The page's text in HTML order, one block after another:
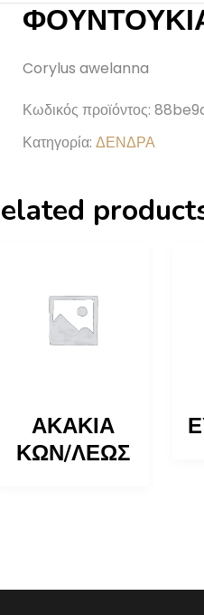
Corylus awelanna
Κωδικός προϊόντος:
Κατηγορία: ΔΕΝΔΡΑ
ΑΚΑΚΙΑ
ΚΩΝ/ΛΕΩΣ